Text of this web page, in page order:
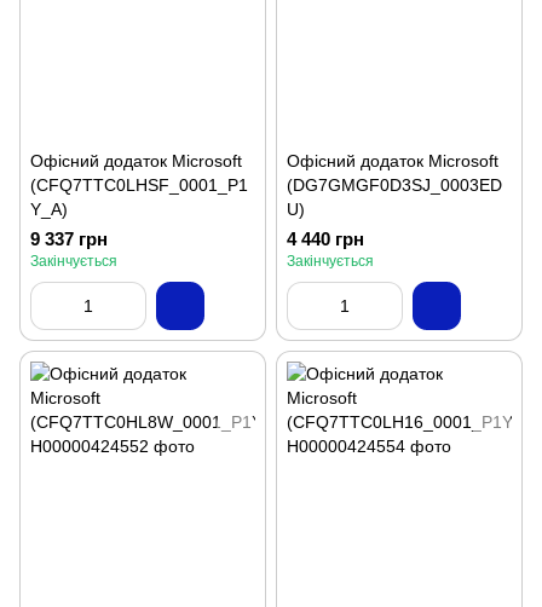
Офісний додаток Microsoft
(CFQ7TTC0LHSF_0001_P1
Y_A)
9 337 грн
Закінчується
Офісний додаток Microsoft
(DG7GMGF0D3SJ_0003ED
U)
4 440 грн
Закінчується